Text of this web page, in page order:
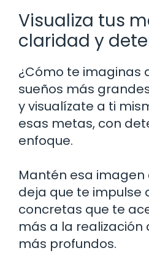
Visualiza tus
claridad y
¿Cómo te imaginas
sueños más
y visualízate a ti
esas metas, con
enfoque.
Mantén esa imagen
deja que te impulse
concretas que te
más a la realización
más profundos.